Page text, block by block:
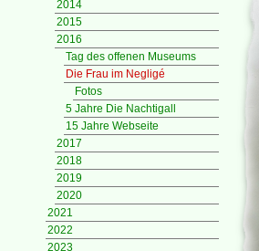
2014
2015
2016
Tag des offenen Museums
Die Frau im Negligé
Fotos
5 Jahre Die Nachtigall
15 Jahre Webseite
2017
2018
2019
2020
2021
2022
2023